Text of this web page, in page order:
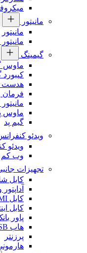
مانیتور
مانیتور
گیمینگ
ماوس
کیبورد
هدست
فرمان
ماوس
گیم پد
ویدئو
ویدئو
وب کم
تجهیزات
کابل
کابل HDMI
کابل
پاور
هاب USB
پرزنتر